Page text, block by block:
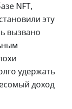
NFT,
эту
вызвано
удержать
доход